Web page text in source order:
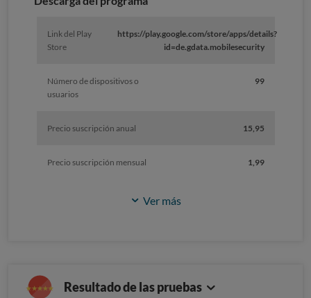
Link del Play
Store
https://play.google.com/store/apps/details?
id=de.gdata.mobilesecurity
Número de dispositivos o
usuarios
99
Precio suscripción anual 15,95
Precio suscripción mensual 1,99
Ver más
Resultado de las pruebas